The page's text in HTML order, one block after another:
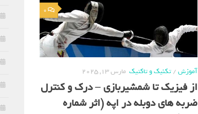
0
آموزش/تکنیک و تاکتیک مارس 13, 2025
از فیزیک تا شمشیربازی – درک و کنترل
ضربه های دوبله در اپه (اثر شماره